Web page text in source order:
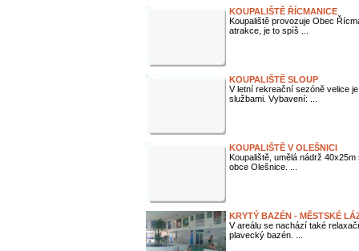
KOUPALIŠTĚ ŘÍCMANICE
Koupaliště provozuje Obec
atrakce, je to spíš ...
KOUPALIŠTĚ SLOUP
V letní rekreační sezóně velice
službami. Vybavení: ...
KOUPALIŠTĚ V OLEŠNICI
Koupaliště, umělá nádrž
obce Olešnice. ...
KRYTÝ BAZÉN - MĚSTSKÉ
V areálu se nachází také
plavecký bazén. ...